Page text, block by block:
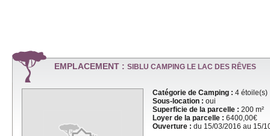
EMPLACEMENT : SIBLU CAMPING LE LAC DES RÊVES
Catégorie de Camping : 4 étoile(s)
Sous-location : oui
Superficie de la parcelle : 200 m²
Loyer de la parcelle : 6400,00€
Ouverture : du 15/03/2016 au 15/